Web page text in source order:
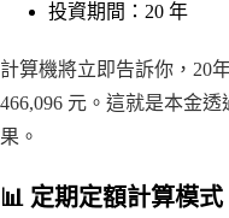
投資期間：20 年
計算機將立即告訴你，20
466,096 元。這就是本金
果。
📊 定期定額計算模